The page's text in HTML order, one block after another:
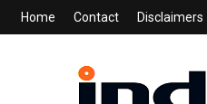
Home Contact Disclaimers